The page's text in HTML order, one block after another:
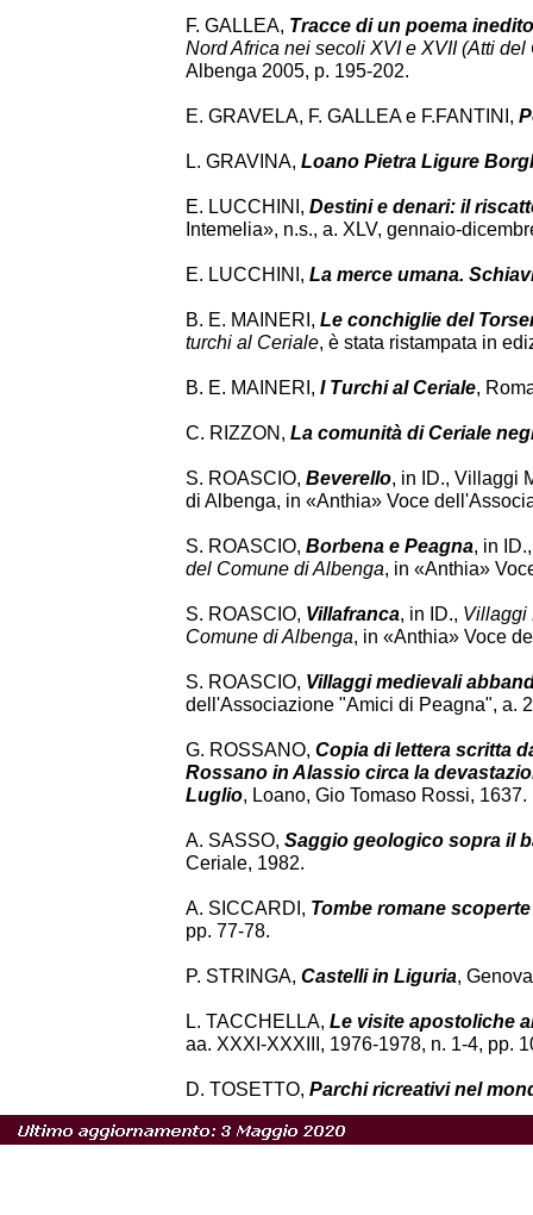
F. GALLEA, Tracce di un poema
Nord Africa nei secoli XVI e XVII (Atti
Albenga 2005, p. 195-202.
E. GRAVELA, F. GALLEA e F.FANTINI,
L. GRAVINA, Loano Pietra Ligure
E. LUCCHINI, Destini e denari: il
Intemelia», n.s., a. XLV, gennaio-
E. LUCCHINI, La merce umana.
B. E. MAINERI, Le conchiglie del
turchi al Ceriale, è stata ristampata in
B. E. MAINERI, I Turchi al Ceriale,
C. RIZZON, La comunità di Ceriale
S. ROASCIO, Beverello, in ID., Villaggi
di Albenga, in «Anthia» Voce
S. ROASCIO, Borbena e Peagna, in
del Comune di Albenga, in «Anthia»
S. ROASCIO, Villafranca, in ID., Villaggi
Comune di Albenga, in «Anthia» Voce
S. ROASCIO, Villaggi medievali
dell'Associazione "Amici di Peagna", a.
G. ROSSANO, Copia di lettera scritta
Rossano in Alassio circa la
Luglio, Loano, Gio Tomaso Rossi, 1637.
A. SASSO, Saggio geologico sopra il
Ceriale, 1982.
A. SICCARDI, Tombe romane
pp. 77-78.
P. STRINGA, Castelli in Liguria,
L. TACCHELLA, Le visite apostoliche
aa. XXXI-XXXIII, 1976-1978, n. 1-4, pp.
D. TOSETTO, Parchi ricreativi nel